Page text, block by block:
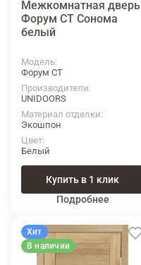
Межкомнатная дверь
Форум СТ Сонома
белый
Модель
Форум СТ
Производители
UNIDOORS
Материал отделки
Экошпон
Цвет
Белый
Купить в 1 клик
Подробнее
Хит
В наличии